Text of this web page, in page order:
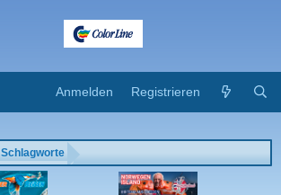
Anmelden Registrieren
Schlagworte